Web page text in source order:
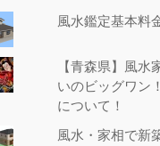
風水鑑定基本料
【青森県】風水
いのビッグワン
について！
風水・家相で新